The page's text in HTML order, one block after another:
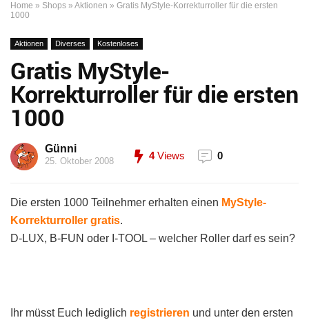
Home » Shops » Aktionen » Gratis MyStyle-Korrekturroller für die ersten
1000
Aktionen Diverses Kostenloses
Gratis MyStyle-
Korrekturroller für die ersten
1000
Günni
25. Oktober 2008 4Views 0
Die ersten 1000 Teilnehmer erhalten einen MyStyle-
Korrekturroller gratis.
D-LUX, B-FUN oder I-TOOL – welcher Roller darf es sein?
Ihr müsst Euch lediglich registrieren und unter den ersten